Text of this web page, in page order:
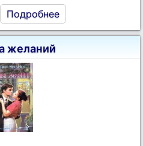
Подробнее
желаний